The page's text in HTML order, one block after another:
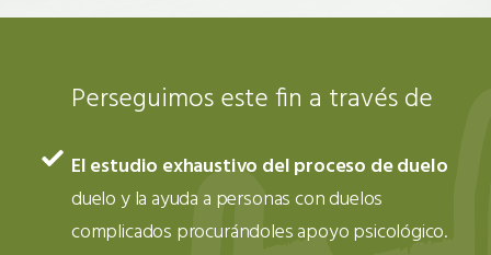
Perseguimos este fin a través de
El estudio exhaustivo del proceso de duelo
duelo y la ayuda a personas con duelos
complicados procurándoles apoyo psicológico.